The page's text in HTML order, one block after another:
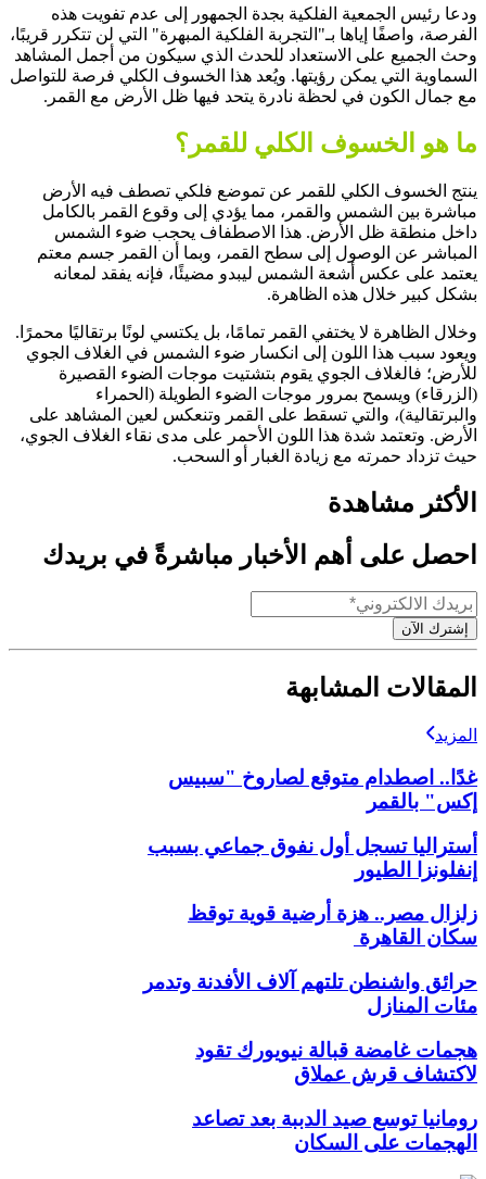
ودعا رئيس الجمعية الفلكية بجدة الجمهور إلى عدم تفويت هذه
الفرصة، واصفًا إياها بـ"التجربة الفلكية المبهرة" التي لن تتكرر قريبًا،
وحث الجميع على الاستعداد للحدث الذي سيكون من أجمل المشاهد
السماوية التي يمكن رؤيتها. ويُعد هذا الخسوف الكلي فرصة للتواصل
مع جمال الكون في لحظة نادرة يتحد فيها ظل الأرض مع القمر.
ما هو الخسوف الكلي للقمر؟
ينتج الخسوف الكلي للقمر عن تموضع فلكي تصطف فيه الأرض
مباشرة بين الشمس والقمر، مما يؤدي إلى وقوع القمر بالكامل
داخل منطقة ظل الأرض. هذا الاصطفاف يحجب ضوء الشمس
المباشر عن الوصول إلى سطح القمر، وبما أن القمر جسم معتم
يعتمد على عكس أشعة الشمس ليبدو مضيئًا، فإنه يفقد لمعانه
بشكل كبير خلال هذه الظاهرة.
وخلال الظاهرة لا يختفي القمر تمامًا، بل يكتسي لونًا برتقاليًا محمرًا.
ويعود سبب هذا اللون إلى انكسار ضوء الشمس في الغلاف الجوي
للأرض؛ فالغلاف الجوي يقوم بتشتيت موجات الضوء القصيرة
(الزرقاء) ويسمح بمرور موجات الضوء الطويلة (الحمراء
والبرتقالية)، والتي تسقط على القمر وتنعكس لعين المشاهد على
الأرض. وتعتمد شدة هذا اللون الأحمر على مدى نقاء الغلاف الجوي،
حيث تزداد حمرته مع زيادة الغبار أو السحب.
الأكثر مشاهدة
احصل على أهم الأخبار مباشرةً في بريدك
إشترك الآن
المقالات المشابهة
المزيد
غدًا.. اصطدام متوقع لصاروخ "سبيس
إكس" بالقمر
أستراليا تسجل أول نفوق جماعي بسبب
إنفلونزا الطيور
زلزال مصر.. هزة أرضية قوية توقظ
سكان القاهرة
حرائق واشنطن تلتهم آلاف الأفدنة وتدمر
مئات المنازل
هجمات غامضة قبالة نيويورك تقود
لاكتشاف قرش عملاق
رومانيا توسع صيد الدببة بعد تصاعد
الهجمات على السكان